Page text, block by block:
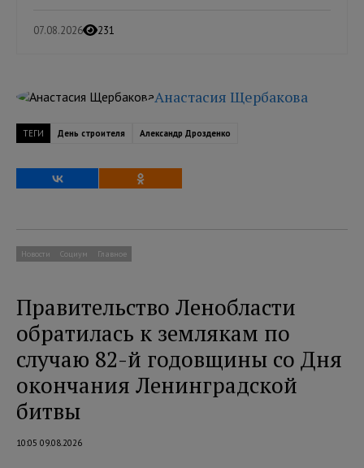
07.08.2026 231
Анастасия Щербакова
ТЕГИ День строителя Александр Дрозденко
Новости Социум Главное
Правительство Ленобласти
обратилась к землякам по
случаю 82-й годовщины со Дня
окончания Ленинградской
битвы
10:05 09.08.2026